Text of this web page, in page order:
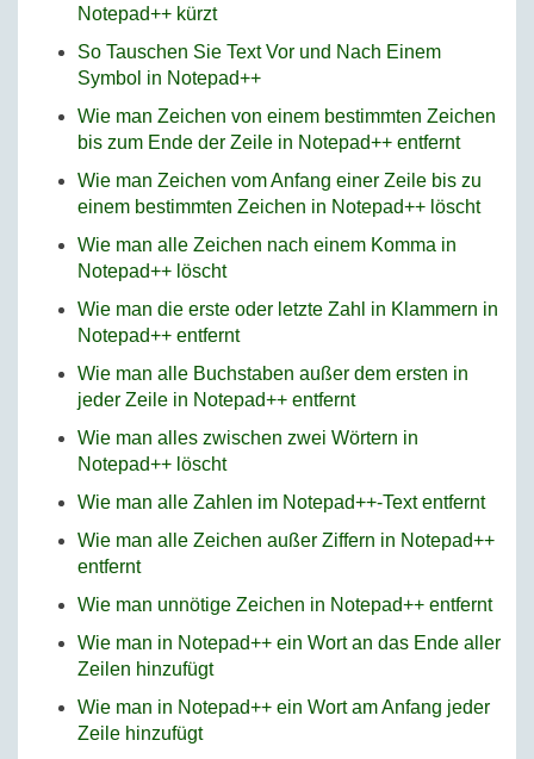
Notepad++ kürzt
So Tauschen Sie Text Vor und Nach Einem
Symbol in Notepad++
Wie man Zeichen von einem bestimmten Zeichen
bis zum Ende der Zeile in Notepad++ entfernt
Wie man Zeichen vom Anfang einer Zeile bis zu
einem bestimmten Zeichen in Notepad++ löscht
Wie man alle Zeichen nach einem Komma in
Notepad++ löscht
Wie man die erste oder letzte Zahl in Klammern in
Notepad++ entfernt
Wie man alle Buchstaben außer dem ersten in
jeder Zeile in Notepad++ entfernt
Wie man alles zwischen zwei Wörtern in
Notepad++ löscht
Wie man alle Zahlen im Notepad++-Text entfernt
Wie man alle Zeichen außer Ziffern in Notepad++
entfernt
Wie man unnötige Zeichen in Notepad++ entfernt
Wie man in Notepad++ ein Wort an das Ende aller
Zeilen hinzufügt
Wie man in Notepad++ ein Wort am Anfang jeder
Zeile hinzufügt